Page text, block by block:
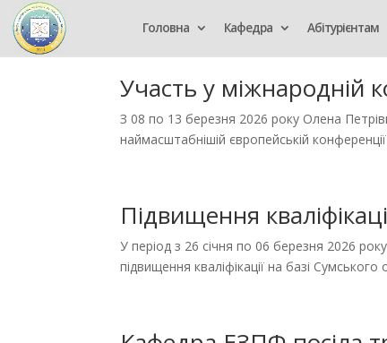
Головна Кафедра Абітурієнтам
Участь у міжнародній
З 08 по 13 березня 2026 року Олена
наймасштабнішій європейській
Підвищення
У період з 26 січня по 06 березня 2026
підвищення кваліфікації на базі